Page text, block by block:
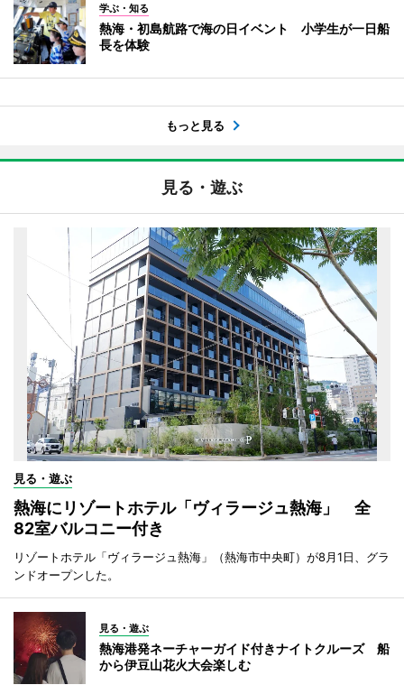
学ぶ・知る
熱海・初島航路で海の日イベント 小学生が一日船
長を体験
もっと見る
見る・遊ぶ
見る・遊ぶ
熱海にリゾートホテル「ヴィラージュ熱海」 全
82室バルコニー付き
リゾートホテル「ヴィラージュ熱海」（熱海市中央町）が8月1日、グラ
ンドオープンした。
見る・遊ぶ
熱海港発ネーチャーガイド付きナイトクルーズ 船
から伊豆山花火大会楽しむ